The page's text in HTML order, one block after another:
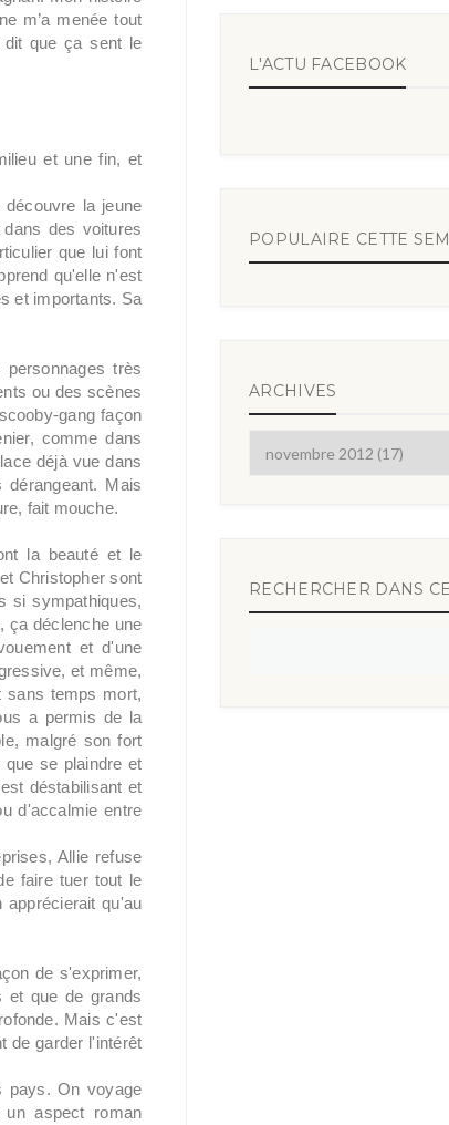
m’a menée tout
que ça sent le
et une fin, et
la jeune
des voitures
que lui font
qu'elle n'est
et importants. Sa
très
ou des scènes
gang façon
comme dans
déjà vue dans
Mais
fait mouche.
la beauté et le
Christopher sont
si sympathiques,
ça déclenche une
et d'une
et même,
sans temps mort,
a permis de la
malgré son fort
se plaindre et
déstabilisant et
d'accalmie entre
Allie refuse
faire tuer tout le
qu'au
de s'exprimer,
et que de grands
Mais c'est
de garder l'intérêt
pays. On voyage
aspect roman
L'ACTU FACEBOOK
POPULAIRE CETTE
ARCHIVES
RECHERCHER DANS